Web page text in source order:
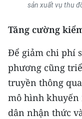
CÁC CHUYÊN
THỜI NAY
NHÂN DÂN CUỐI
NHÂN DÂN HẰNG
sản xuất vụ thu
Tăng cường
Để giảm chi phí
phương cũng
truyền thông
mô hình
dân nhận thức